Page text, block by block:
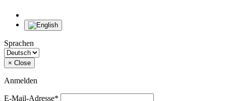
Sprachen
× Close
Anmelden
E-Mail-Adresse*